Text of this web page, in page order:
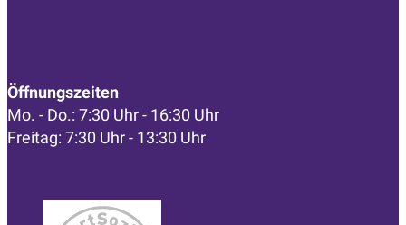
Öffnungszeiten
Mo. - Do.: 7:30 Uhr - 16:30 Uhr
Freitag: 7:30 Uhr - 13:30 Uhr